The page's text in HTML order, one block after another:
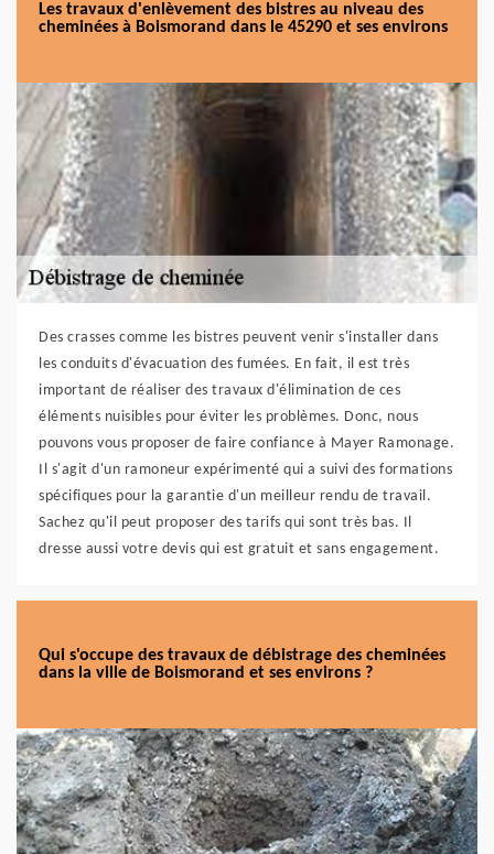
Les travaux d'enlèvement des bistres au niveau des
cheminées à Boismorand dans le 45290 et ses environs
Des crasses comme les bistres peuvent venir s'installer dans
les conduits d'évacuation des fumées. En fait, il est très
important de réaliser des travaux d'élimination de ces
éléments nuisibles pour éviter les problèmes. Donc, nous
pouvons vous proposer de faire confiance à Mayer Ramonage.
Il s'agit d'un ramoneur expérimenté qui a suivi des formations
spécifiques pour la garantie d'un meilleur rendu de travail.
Sachez qu'il peut proposer des tarifs qui sont très bas. Il
dresse aussi votre devis qui est gratuit et sans engagement.
Qui s'occupe des travaux de débistrage des cheminées
dans la ville de Boismorand et ses environs ?